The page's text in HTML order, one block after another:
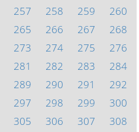
257 258 259
260
265 266 267
268
273 274 275
276
281 282 283
284
289 290 291
292
297 298 299
300
305 306 307
308